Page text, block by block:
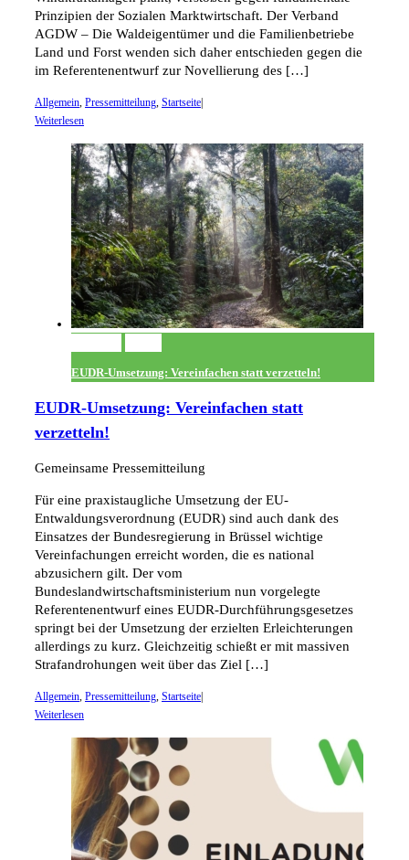
Prinzipien der Sozialen Marktwirtschaft. Der Verband
AGDW – Die Waldeigentümer und die Familienbetriebe
Land und Forst wenden sich daher entschieden gegen die
im Referentenentwurf zur Novellierung des […]
Allgemein, Pressemitteilung, Startseite
Weiterlesen
EUDR-Umsetzung: Vereinfachen statt verzetteln!
EUDR-Umsetzung: Vereinfachen statt
verzetteln!
Gemeinsame Pressemitteilung
Für eine praxistaugliche Umsetzung der EU-
Entwaldungsverordnung (EUDR) sind auch dank des
Einsatzes der Bundesregierung in Brüssel wichtige
Vereinfachungen erreicht worden, die es national
abzusichern gilt. Der vom
Bundeslandwirtschaftsministerium nun vorgelegte
Referentenentwurf eines EUDR-Durchführungsgesetzes
springt bei der Umsetzung der erzielten Erleichterungen
allerdings zu kurz. Gleichzeitig schießt er mit massiven
Strafandrohungen weit über das Ziel […]
Allgemein, Pressemitteilung, Startseite
Weiterlesen